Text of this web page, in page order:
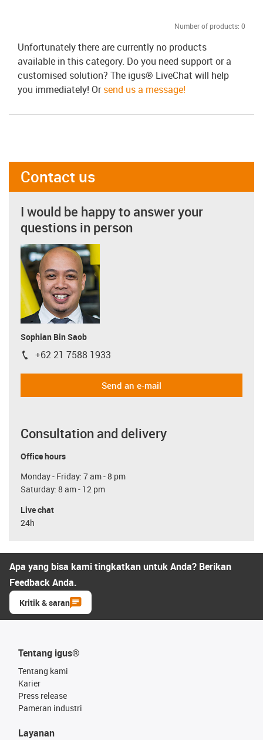
Number of products: 0
Unfortunately there are currently no products
available in this category. Do you need support or a
customised solution? The igus® LiveChat will help
you immediately! Orsend us a message!
Contact us
I would be happy to answer your
questions in person
Sophian Bin Saob
igus-icon-phone
+62 21 7588 1933
Send an e-mail
Consultation and delivery
Office hours
Monday - Friday: 7 am - 8 pm
Saturday: 8 am - 12 pm
Live chat
24h
Apa yang bisa kami tingkatkan untuk Anda? Berikan
Feedback Anda.
Kritik & saran
Tentang igus®
Tentang kami
Karier
Press release
Pameran industri
Layanan